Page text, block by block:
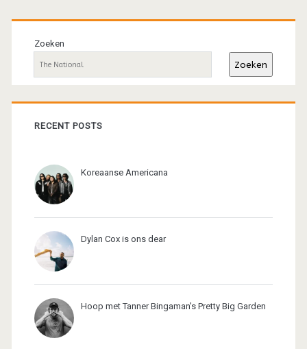
Primaire
sidebar
Zoeken
Zoeken
RECENT POSTS
Koreaanse Americana
Dylan Cox is ons dear
Hoop met Tanner Bingaman's Pretty Big Garden